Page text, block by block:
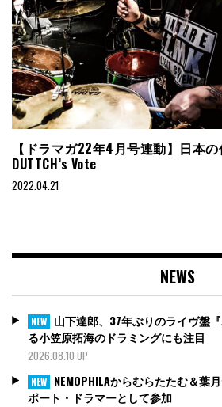
【ドラマガ22年4月号連動】日本
DUTTCH’s Vote
2022.04.21
NEWS
NEW 山下達郎、37年ぶりのライヴ盤
る小笠原拓海のドラミングにも注目
2026.08.10 UP
NEW NEMOPHILAからむらたたむ＆葉
ポート・ドラマーとして参加